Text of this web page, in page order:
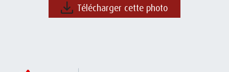
Télécharger cette photo